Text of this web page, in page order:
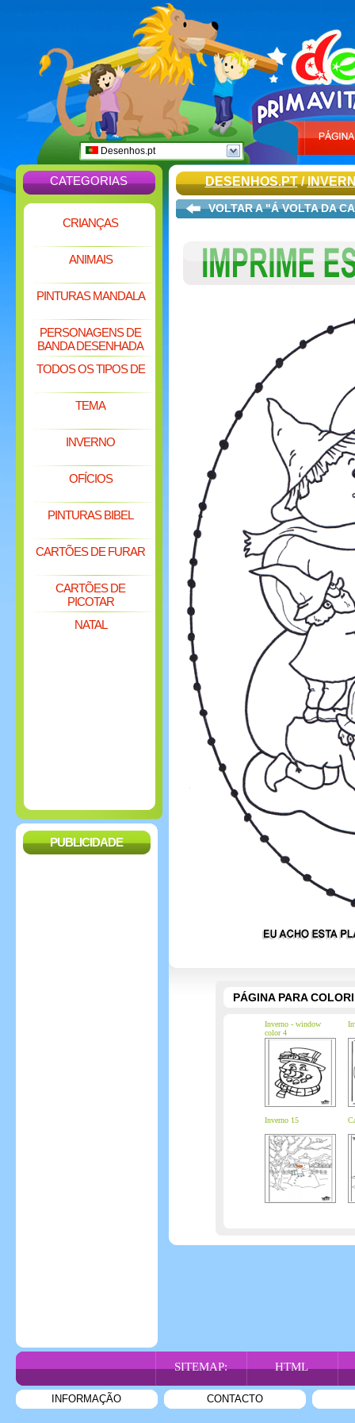
Desenhos.pt
CATEGORIAS
CRIANÇAS
ANIMAIS
PINTURAS MANDALA
PERSONAGENS DE
BANDA DESENHADA
TODOS OS TIPOS DE
TEMA
INVERNO
OFÍCIOS
PINTURAS BIBEL
CARTÕES DE FURAR
CARTÕES DE
PICOTAR
NATAL
PUBLICIDADE
DESENHOS.PT/
VOLTAR A "Á VOLTA DA
PÁGINA PARA
Inverno - window
color 4
Inverno 15
SITEMAP: HTML
INFORMAÇÃO CONTACTO